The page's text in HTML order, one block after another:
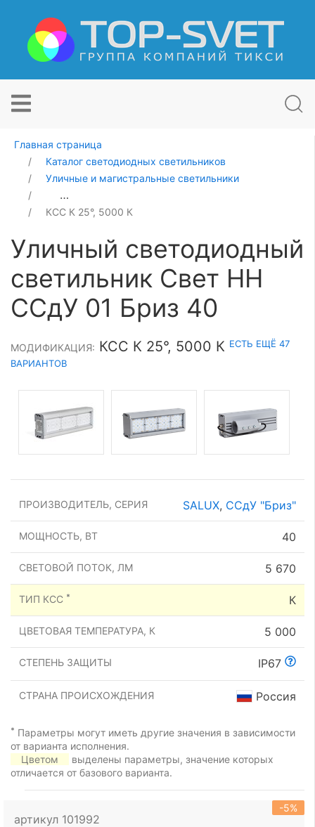
Главная страница
Каталог светодиодных светильников
Уличные и магистральные светильники
Уличный светодиодный светильник Свет НН ССдУ 01
КСС К 25°, 5000 К
Уличный светодиодный
светильник Свет НН
ССдУ 01 Бриз 40
МОДИФИКАЦИЯ: КСС К 25°, 5000 К ЕСТЬ ЕЩЁ 47
ВАРИАНТОВ
ПРОИЗВОДИТЕЛЬ, СЕРИЯ SALUX, ССдУ "Бриз"
МОЩНОСТЬ, ВТ 40
СВЕТОВОЙ ПОТОК, ЛМ 5 670
ТИП КСС * К
ЦВЕТОВАЯ ТЕМПЕРАТУРА, К 5 000
СТЕПЕНЬ ЗАЩИТЫ IP67
СТРАНА ПРОИСХОЖДЕНИЯ Россия
* Параметры могут иметь другие значения в зависимости
от варианта исполнения.
Цветом
выделены параметры, значение которых
отличается от базового варианта.
артикул 101992
-5%